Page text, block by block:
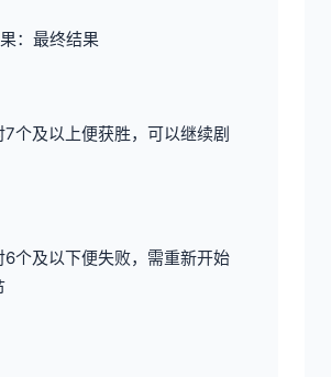
：最终结果
7个及以上便获胜，可以继续剧
6个及以下便失败，需重新开始